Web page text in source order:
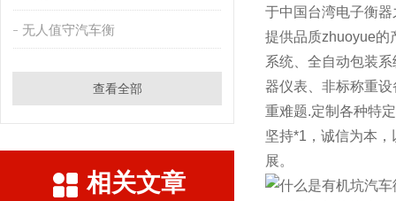
无人值守汽车衡
查看全部
相关文章
于中国台湾电子衡
提供品质zhuoyue的
系统、全自动包装
器仪表、非标称重
重难题.定制各种特
坚持*1，诚信为本
展。